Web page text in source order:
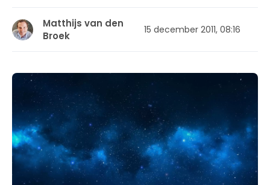
Matthijs van den
Broek
15 december 2011, 08:16